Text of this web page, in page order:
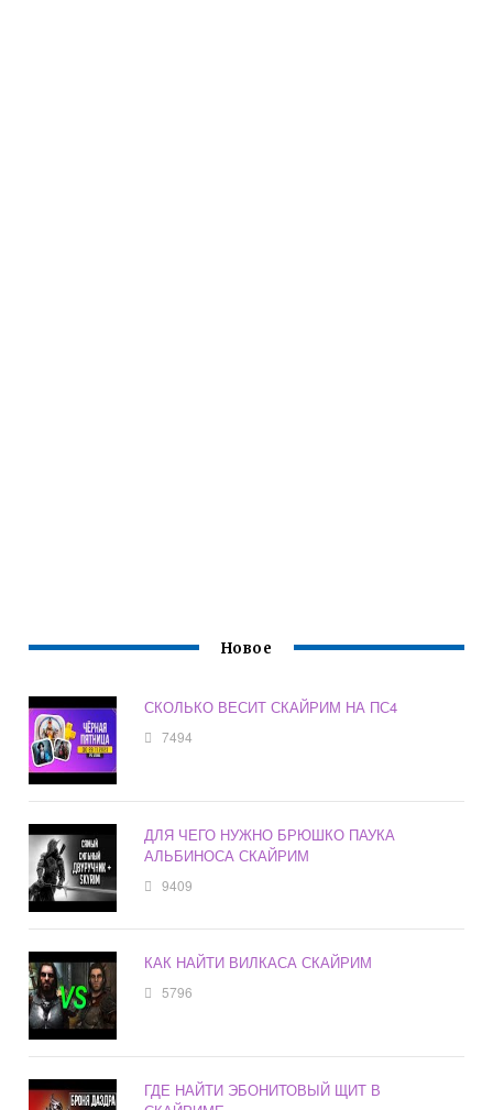
Новое
СКОЛЬКО ВЕСИТ СКАЙРИМ НА ПС4
7494
ДЛЯ ЧЕГО НУЖНО БРЮШКО ПАУКА
АЛЬБИНОСА СКАЙРИМ
9409
КАК НАЙТИ ВИЛКАСА СКАЙРИМ
5796
ГДЕ НАЙТИ ЭБОНИТОВЫЙ ЩИТ В